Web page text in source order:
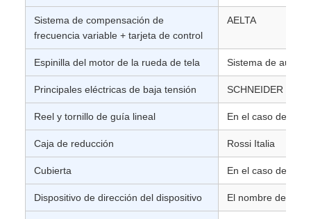
Sistema de compensación de
frecuencia variable + tarjeta de control
AELTA
Espinilla del motor de la rueda de tela Sistema de
Principales eléctricas de baja tensión SCHNEIDER
Reel y tornillo de guía lineal En el caso de los
Caja de reducción Rossi Italia
Cubierta En el caso de las
Dispositivo de dirección del dispositivo El nombre de la